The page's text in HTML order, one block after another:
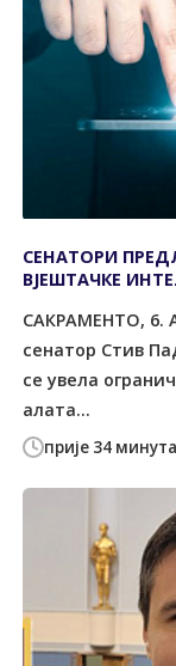
прије 34 минута
СЕНАТОРИ
ВЈЕШТАЧКЕ
САКРАМЕНТО, 6.
сенатор Стив
се увела
алата...